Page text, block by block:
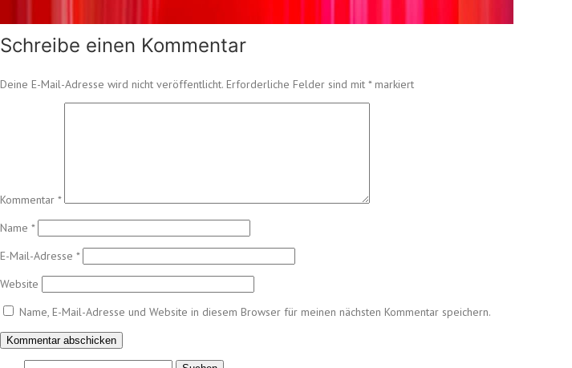
Schreibe einen Kommentar
Deine E-Mail-Adresse wird nicht veröffentlicht. Erforderliche Felder sind mit *markiert
Kommentar *
Name *
E-Mail-Adresse *
Website
Name, E-Mail-Adresse und Website in diesem Browser für meinen nächsten Kommentar speichern.